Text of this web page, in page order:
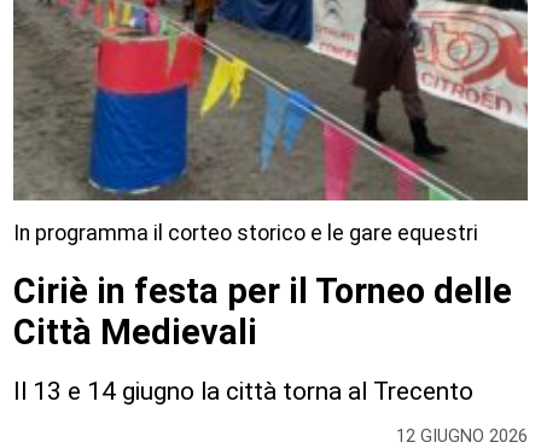
12 GIUGNO 2026
In programma il corteo storico e le gare equestri
Ciriè in festa per il Torneo delle
Città Medievali
Il 13 e 14 giugno la città torna al Trecento